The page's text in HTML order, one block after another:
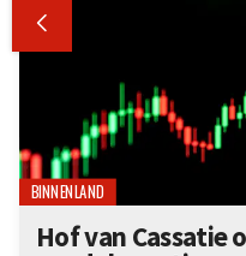

BINNENLAND
Hof van Cassatie